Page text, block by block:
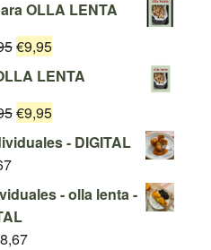
OLLA LENTA
El
precio
era:
€19,95.
€9,95El
precio
es:
€9,95.
LENTA
El
precio
€29,95.
€9,95El
precio
€9,95.
- DIGITAL
- olla lenta -
8,67